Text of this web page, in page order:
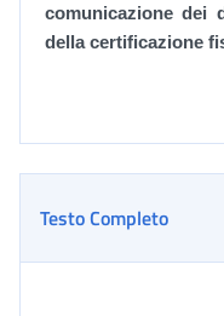
comunicazione dei
della certificazione
Testo Completo